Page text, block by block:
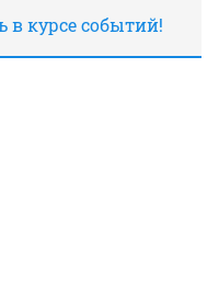
курсе событий!